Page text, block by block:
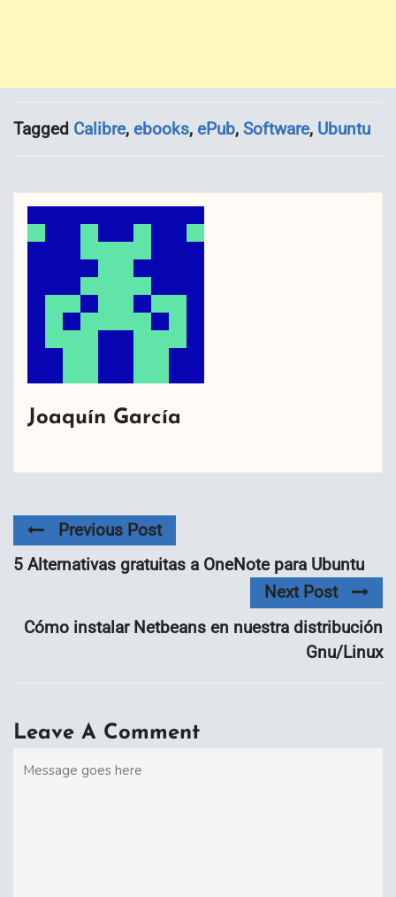
Tagged Calibre, ebooks, ePub, Software, Ubuntu
Joaquín García
Previous Post
5 Alternativas gratuitas a OneNote para Ubuntu
Next Post
Cómo instalar Netbeans en nuestra distribución
Gnu/Linux
Leave A Comment